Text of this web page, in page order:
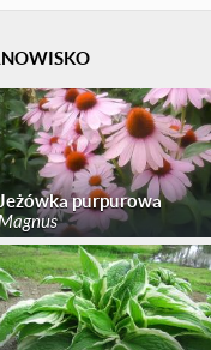
Jeżówka purpurowa